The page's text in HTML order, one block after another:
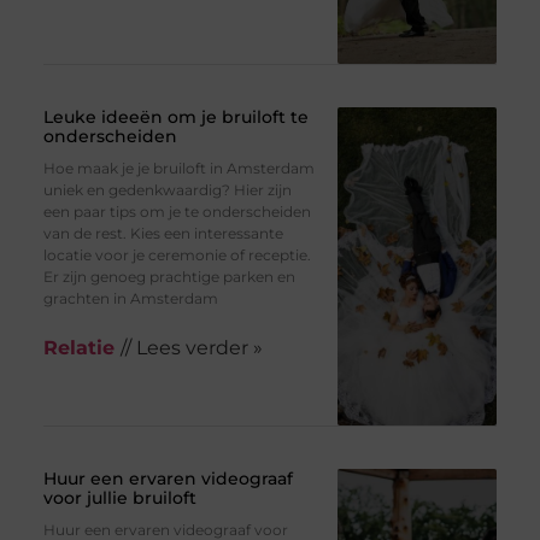
Leuke ideeën om je bruiloft te
onderscheiden
Hoe maak je je bruiloft in Amsterdam
uniek en gedenkwaardig? Hier zijn
een paar tips om je te onderscheiden
van de rest. Kies een interessante
locatie voor je ceremonie of receptie.
Er zijn genoeg prachtige parken en
grachten in Amsterdam
Relatie // Lees verder »
Huur een ervaren videograaf
voor jullie bruiloft
Huur een ervaren videograaf voor